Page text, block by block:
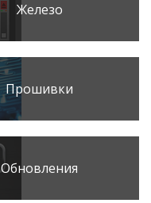
Железо
Прошивки
Обновления